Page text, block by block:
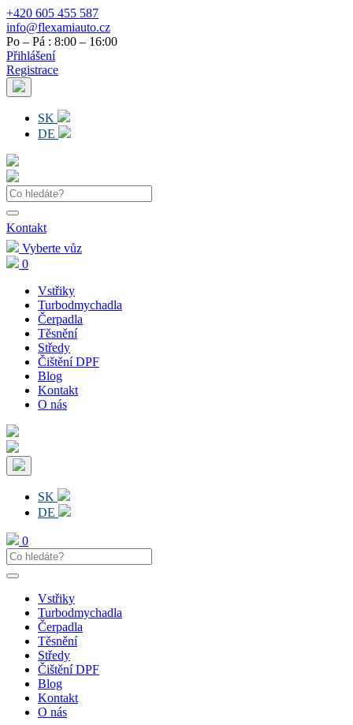
+420 605 455 587
info@flexamiauto.cz
Po – Pá : 8:00 – 16:00
Přihlášení
Registrace
SK
DE
Kontakt
Vyberte vůz
0
Vstřiky
Turbodmychadla
Čerpadla
Těsnění
Středy
Čištění DPF
Blog
Kontakt
O nás
SK
DE
0
Vstřiky
Turbodmychadla
Čerpadla
Těsnění
Středy
Čištění DPF
Blog
Kontakt
O nás